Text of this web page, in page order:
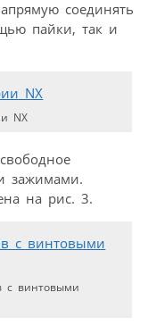
соединять
пайки, так и
NX
зажимами.
на рис. 3.
с винтовыми